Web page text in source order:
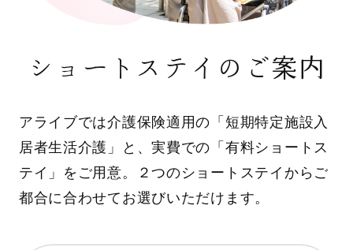
ショートステイのご案内
アライブでは介護保険適用の「短期特定施設入
居者生活介護」と、実費での「有料ショートス
テイ」をご用意。２つのショートステイからご
都合に合わせてお選びいただけます。